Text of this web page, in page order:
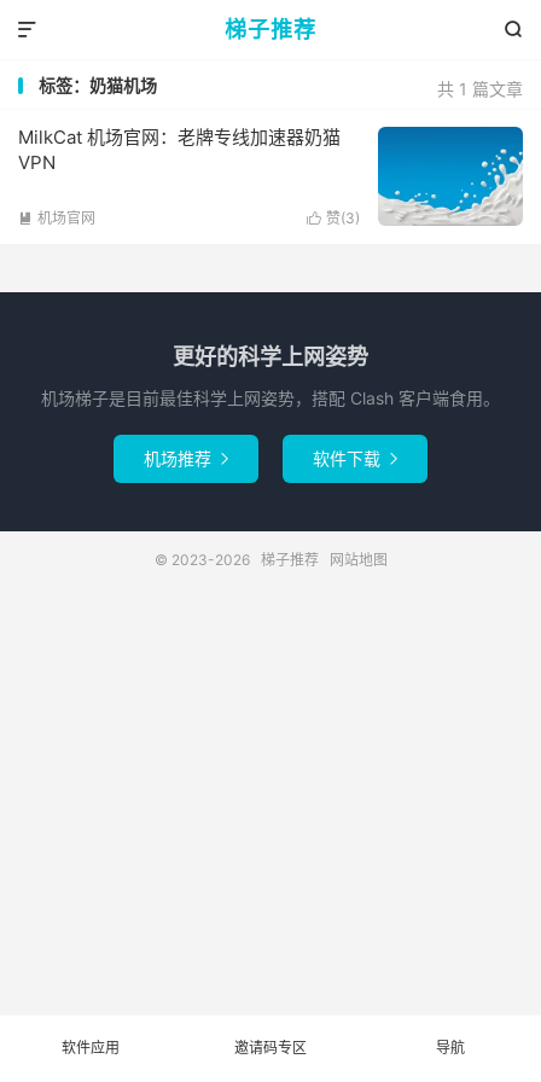
梯子推荐 

共 1 篇文章
标签：奶猫机场
MilkCat 机场官网：老牌专线加速器奶猫
VPN
 赞(3)
 机场官网
更好的科学上网姿势
机场梯子是目前最佳科学上网姿势，搭配 Clash 客户端食用。
机场推荐  软件下载 
© 2023-2026 梯子推荐 网站地图
软件应用 邀请码专区 导航